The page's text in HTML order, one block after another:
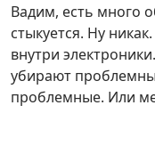
Вадим, есть много
стыкуется. Ну
внутри
убирают
проблемные. Или